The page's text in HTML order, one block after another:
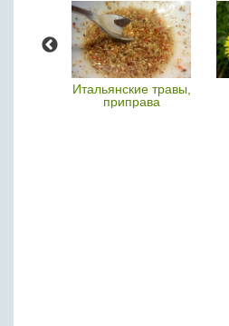
Итальянские травы,
приправа